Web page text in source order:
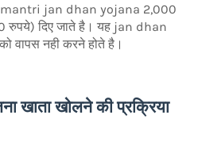
mantri jan dhan yojana 2,000
रुपये) दिए जाते है। यह jan dhan
नही करने होते है।
खाता खोलने की प्रक्रिया